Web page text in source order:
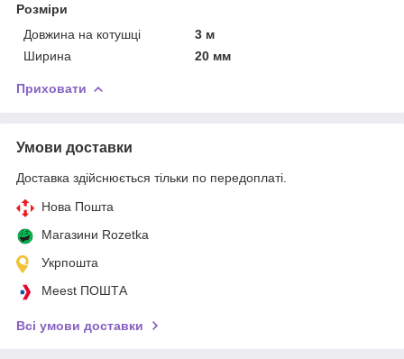
Розміри
Довжина на котушці
3 м
Ширина
20 мм
Приховати
Умови доставки
Доставка здійснюється тільки по передоплаті.
Нова Пошта
Магазини Rozetka
Укрпошта
Meest ПОШТА
Всі умови доставки